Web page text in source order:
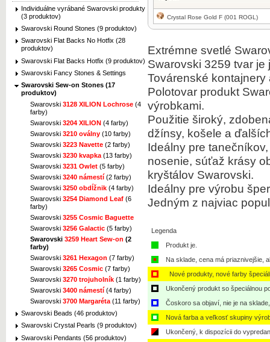
Individuálne vyrábané Swarovski produkty
(3 produktov)
Swarovski Round Stones (9 produktov)
Swarovski Flat Backs No Hotfix (28
produktov)
Swarovski Flat Backs Hotfix (9 produktov)
Swarovski Fancy Stones & Settings
Swarovski Sew-on Stones (17
produktov)
Swarovski 3128 XILION Lochrose (4
farby)
Swarovski 3204 XILION (4 farby)
Swarovski 3210 oválny (10 farby)
Swarovski 3223 Navette (2 farby)
Swarovski 3230 kvapka (13 farby)
Swarovski 3231 Owlet (5 farby)
Swarovski 3240 námestí (2 farby)
Swarovski 3250 obdĺžnik (4 farby)
Swarovski 3254 Diamond Leaf (6
farby)
Swarovski 3255 Cosmic Baguette
Swarovski 3256 Galactic (5 farby)
Swarovski 3259 Heart Sew-on (2
farby)
Swarovski 3261 Hexagon (7 farby)
Swarovski 3265 Cosmic (7 farby)
Swarovski 3270 trojuholník (1 farby)
Swarovski 3400 námestí (4 farby)
Swarovski 3700 Margaréta (11 farby)
Swarovski Beads (46 produktov)
Swarovski Crystal Pearls (9 produktov)
Swarovski Pendants (56 produktov)
Crystal Rose Gold F (001 ROGL)
Extrémne svetlé
Swarovski 3259 tvar je
Továrenské
Polotovar produkt
výrobkami.
Použitie široký,
džínsy, košele a
Ideálny pre
nosenie, súťaž krásy
kryštálov Swarovski.
Ideálny pre výrobu
Jedným z najviac
Legenda
Produkt je.
Na sklade, cena má priaznivejšie,
Nové produkty, nové farby
Ukončený produkt so špeciálnou
Čoskoro sa objaví, nie je na
Nová farba a veľkosť skupiny
Ukončený, k dispozícii do